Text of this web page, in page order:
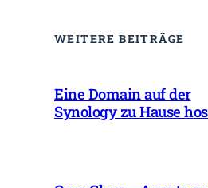
WEITERE BEITRÄGE
Eine Domain auf der
Synology zu Hause